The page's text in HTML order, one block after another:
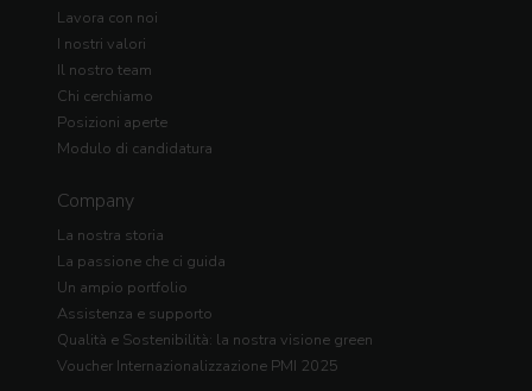
Lavora con noi
I nostri valori
Il nostro team
Chi cerchiamo
Posizioni aperte
Modulo di candidatura
Company
La nostra storia
La passione che ci guida
Un ampio portfolio
Assistenza e supporto
Qualità e Sostenibilità: la nostra visione green
Voucher Internazionalizzazione PMI 2025